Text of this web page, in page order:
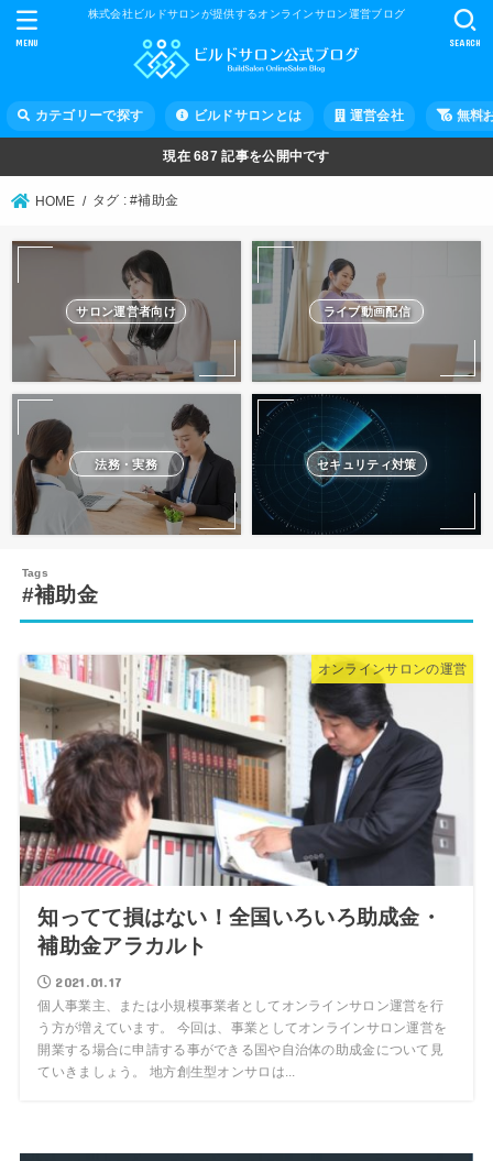
株式会社ビルドサロンが提供するオンラインサロン運営ブログ
カテゴリーで探す ビルドサロンとは 運営会社 無料
SEARCH
MENU
現在687 記事を公開中です
HOME タグ : #補助金
サロン運営者向け ライブ動画配信
法務・実務 セキュリティ対策
#補助金
オンラインサロンの運営
知ってて損はない！全国いろいろ助成金・
補助金アラカルト
2021.01.17
個人事業主、または小規模事業者としてオンラインサロン運営を行
う方が増えています。 今回は、事業としてオンラインサロン運営を
開業する場合に申請する事ができる国や自治体の助成金について見
ていきましょう。 地方創生型オンサロは...